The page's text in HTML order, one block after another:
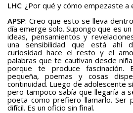
LHC: ¿Por qué y cómo empezaste a
APSP: Creo que esto se lleva
día emerge solo. Supongo que es
ideas, pensamientos y
una sensibilidad que está ahí
curiosidad hace el resto y el
palabras que te cautivan desde
porque te produce fascinación.
pequeña, poemas y cosas
continuidad. Luego de adolescente
pero tampoco sabía que llegaría a
poeta como prefiero llamarlo. Ser
difícil. Es un oficio sin final.